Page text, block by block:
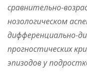
сравнительно-
нозологическом
дифференциально-
прогностических
эпизодов у